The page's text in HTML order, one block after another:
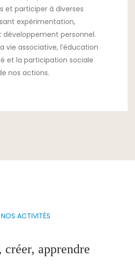
et participer à diverses
expérimentation,
personnel.
vie associative, l’éducation
et la participation sociale
nos actions.
NOS ACTIVITÉS
créer, apprendre